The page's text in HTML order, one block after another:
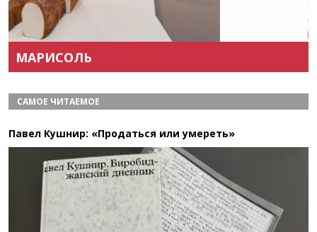
МАРИСОЛЬ
САМОЕ ЧИТАЕМОЕ
Павел Кушнир: «Продаться или умереть»